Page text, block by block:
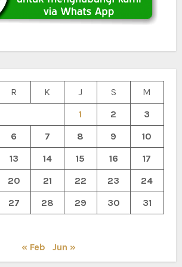
R K J S
M
1
2
3
6 7 8 9
10
13 14 15 16
17
20 21 22 23
24
27 28 29 30 31
« Feb Jun »